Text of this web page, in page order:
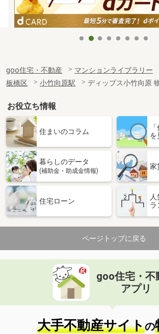
goo住宅・不動産 マンションライブラリー
板橋区
小竹向原駅 ディップス小竹向原
お役立ち情報
住まいのコラム
を
暮らしのデータ
(補助金・助成金情報)
家
住宅ローン
人
ラ
ページトップに戻る
goo住宅・不
アプリ
大手不動産サイトの